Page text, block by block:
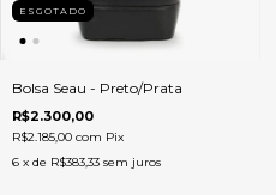
ESGOTADO
Bolsa Seau - Preto/Prata
R$2.300,00
R$2.185,00 com Pix
6 x de R$383,33 sem juros